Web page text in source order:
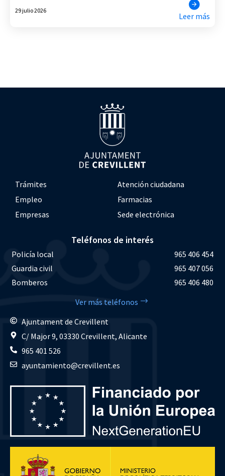
29 julio 2026
Leer más
Trámites
Atención ciudadana
Empleo
Farmacias
Empresas
Sede electrónica
Teléfonos de interés
Policía local
965 406 454
Guardia civil
965 407 056
Bomberos
965 406 480
Ver más teléfonos
Ajuntament de Crevillent
C/ Major 9, 03330 Crevillent, Alicante
965 401 526
ayuntamiento@crevillent.es